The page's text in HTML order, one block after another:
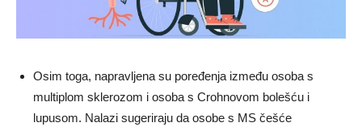
Osim toga, napravljena su poređenja između osoba s
multiplom sklerozom i osoba s Crohnovom bolešću i
lupusom. Nalazi sugeriraju da osobe s MS češće